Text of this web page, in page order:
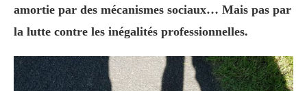
amortie par des mécanismes sociaux… Mais pas par
la lutte contre les inégalités professionnelles.